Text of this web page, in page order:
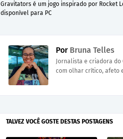
Gravitators é um jogo inspirado por Rocket
disponível para PC
PorBruna Telles
Jornalista e criadora
com olhar crítico, afeto
TALVEZ VOCÊ GOSTE DESTAS POSTAGENS